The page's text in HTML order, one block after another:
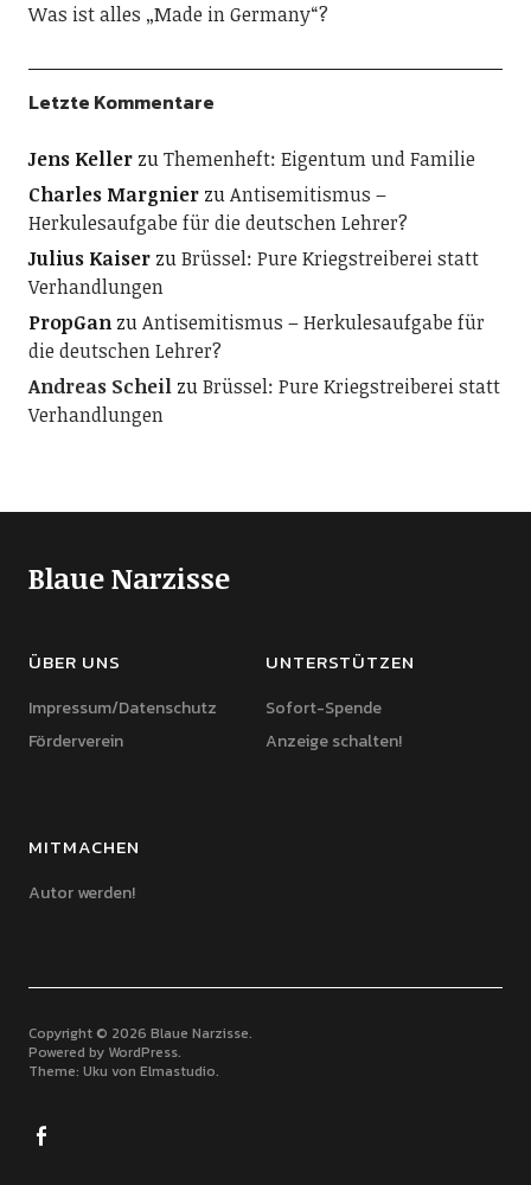
Was ist alles „Made in Germany“?
Letzte Kommentare
Jens KellerzuThemenheft: Eigentum und Familie
Charles MargnierzuAntisemitismus –
Herkulesaufgabe für die deutschen Lehrer?
Julius KaiserzuBrüssel: Pure Kriegstreiberei statt
Verhandlungen
PropGanzuAntisemitismus – Herkulesaufgabe für
die deutschen Lehrer?
Andreas ScheilzuBrüssel: Pure Kriegstreiberei statt
Verhandlungen
Blaue Narzisse
ÜBER UNS
Impressum/Datenschutz
Förderverein
UNTERSTÜTZEN
Sofort-Spende
Anzeige schalten!
MITMACHEN
Autor werden!
Copyright © 2026 Blaue Narzisse
Powered by WordPress
Theme: Uku von Elmastudio